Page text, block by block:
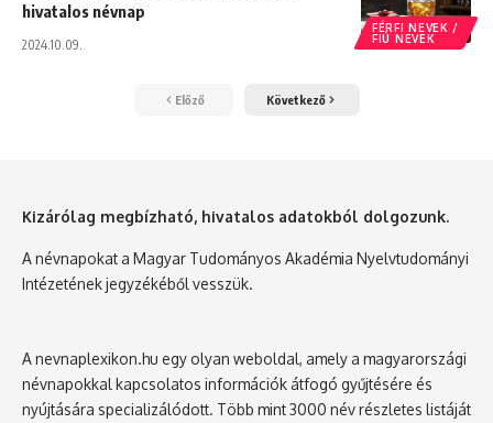
FÉRFI NEVEK /
FIÚ NEVEK
hivatalos névnap
2024.10.09.
Előző Következő
Kizárólag megbízható, hivatalos adatokból dolgozunk.
A névnapokat a Magyar Tudományos Akadémia Nyelvtudományi
Intézetének jegyzékéből vesszük.
A nevnaplexikon.hu egy olyan weboldal, amely a magyarországi
névnapokkal kapcsolatos információk átfogó gyűjtésére és
nyújtására specializálódott. Több mint 3000 név részletes listáját